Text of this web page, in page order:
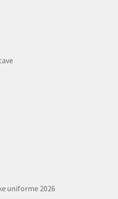
uniforme 2026